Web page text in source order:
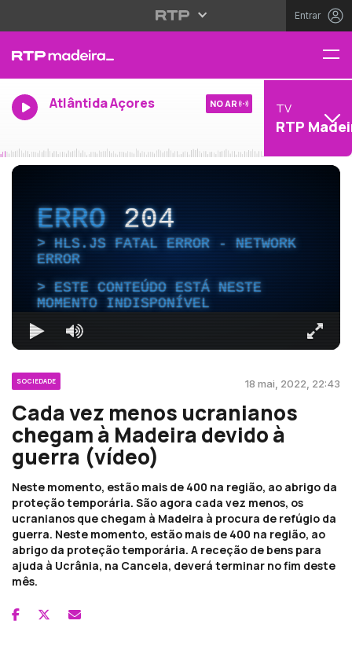
Entrar
Atlântida Açores NO AR TV
RTP
ERRO204
HLS.JS FATAL ERROR - NETWORK
ERROR
ESTE CONTEÚDO ESTÁ NESTE
MOMENTO INDISPONÍVEL
SOCIEDADE 18 mai, 2022, 22:43
Cada vez menos ucranianos
chegam à Madeira devido à
guerra (vídeo)
Neste momento, estão mais de 400 na região, ao abrigo da
proteção temporária. São agora cada vez menos, os
ucranianos que chegam à Madeira à procura de refúgio da
guerra. Neste momento, estão mais de 400 na região, ao
abrigo da proteção temporária. A receção de bens para
ajuda à Ucrânia, na Cancela, deverá terminar no fim deste
mês.